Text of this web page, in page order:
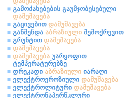
გამოძახებების გაუმჯობესებული
დამუშავება
გაცივებით დამუშავება
გაწმენდა აბრაზიული შემოქრევით
გრუნტით დამუშავება
დამუშავება
დამუშავება უარყოფით
ტემპერატურებზე
დრეკადი აბრაზიული იარაღი
ელექტროეროზიული დამუშავება
ელექტროლიტური დამუშავება
ელექტრონაპერწკლური